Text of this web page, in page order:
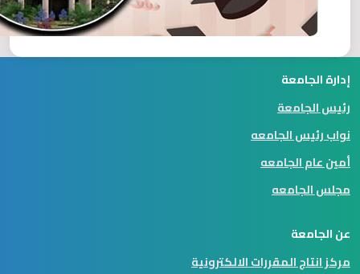
إدارة الجامعة
رئيس الجامعة
نواب رئيس الجامعه
أمين عام الجامعه
مجلس الجامعه
عن الجامعة
مركز انتاج المقررات الالكترونية